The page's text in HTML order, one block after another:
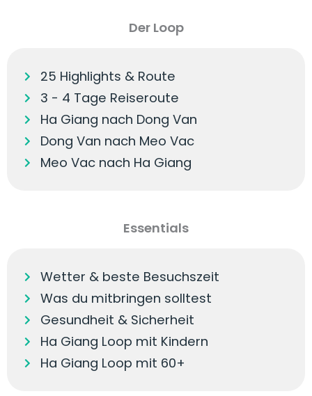
Der Loop
25 Highlights & Route
3 - 4 Tage Reiseroute
Ha Giang nach Dong Van
Dong Van nach Meo Vac
Meo Vac nach Ha Giang
Essentials
Wetter & beste Besuchszeit
Was du mitbringen solltest
Gesundheit & Sicherheit
Ha Giang Loop mit Kindern
Ha Giang Loop mit 60+